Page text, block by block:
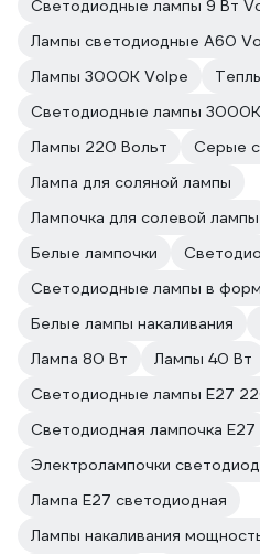
Светодиодные лампы 9 Вт
Лампы светодиодные A60
Лампы 3000К Volpe
Светодиодные лампы
Лампы 220 Вольт
Серые
Лампа для соляной лампы
Лампочка для солевой лампы
Белые лампочки
Светодиодные лампы в
Белые лампы накаливания
Лампа 80 Вт
Лампы 40 Вт
Светодиодные лампы E27
Светодиодная лампочка E27
Электролампочки
Лампа E27 светодиодная
Лампы накаливания